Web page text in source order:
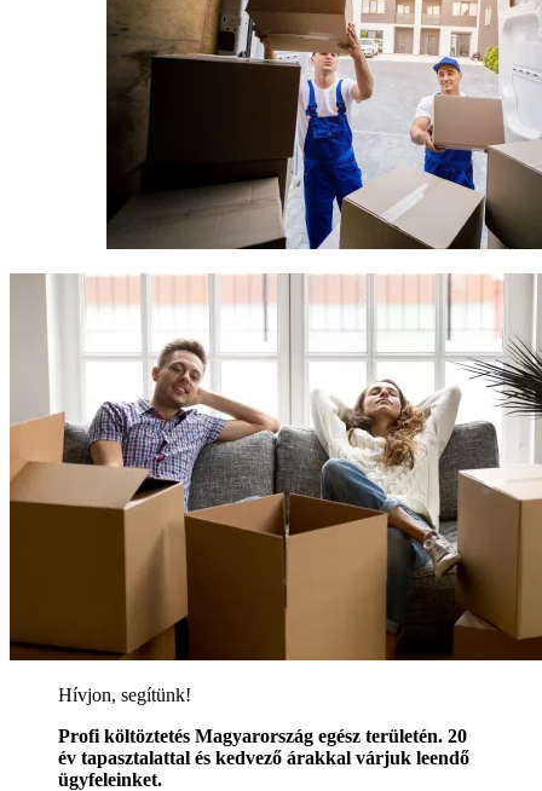
Hívjon, segítünk!
Profi költöztetés Magyarország egész területén. 20
év tapasztalattal és kedvező árakkal várjuk leendő
ügyfeleinket.